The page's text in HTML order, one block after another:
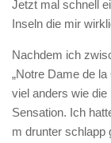
Jetzt mal schnell
Inseln die mir
Nachdem ich
„Notre Dame de
viel anders wie
Sensation. Ich
m drunter schlapp